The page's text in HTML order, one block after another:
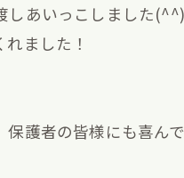
しあいっこしました
ました！
保護者の皆様にも喜ん